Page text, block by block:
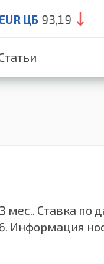
EUR ЦБ 93,19
Ставка по
Информация